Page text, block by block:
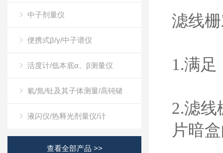
中子剂量仪
便携式β/γ/中子谱仪
活度计/低本底α、β测量仪
氡/氚/钍及其子体测量/高钝锗
液闪仪/热释光剂量仪/计
查看全部产品 >>
滤线
1.满足
2.滤线
片暗